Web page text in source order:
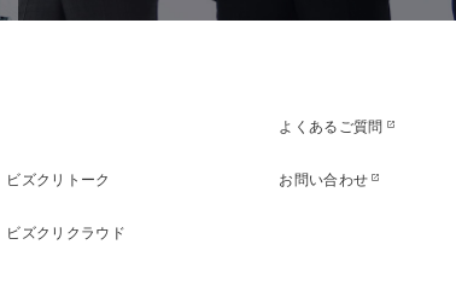
ビズクリトーク
ビズクリクラウド
よくあるご質問 open_in_new
お問い合わせ open_in_new